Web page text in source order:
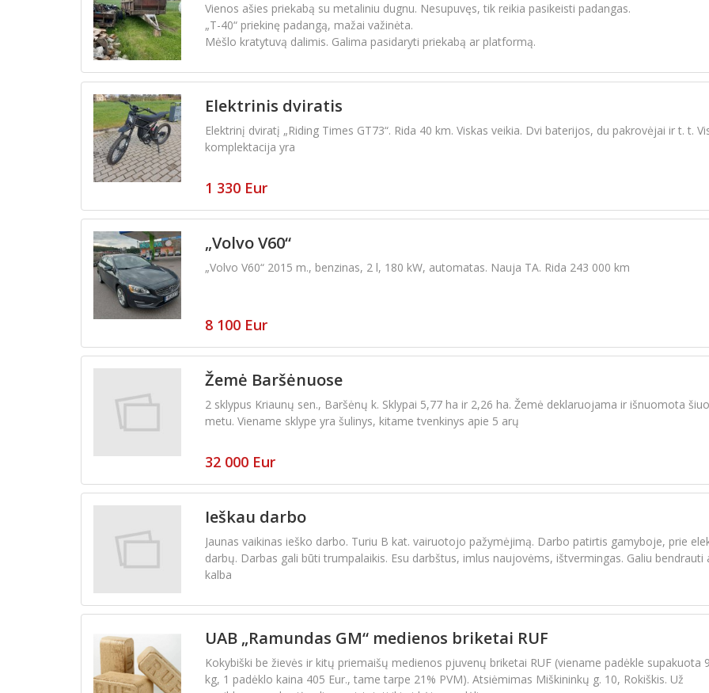
Vienos ašies priekabą su metaliniu dugnu. Nesupuvęs, tik reikia pasikeisti padangas.
„T-40“ priekinę padangą, mažai važinėta.
Mėšlo kratytuvą dalimis. Galima pasidaryti priekabą ar platformą.
Kainas siūlykite savo
Elektrinis dviratis
Elektrinį dviratį „Riding Times GT73“. Rida 40 km. Viskas veikia. Dvi baterijos, du pakrovėjai ir t. t.
komplektacija yra
1 330 Eur
„Volvo V60“
„Volvo V60“ 2015 m., benzinas, 2 l, 180 kW, automatas. Nauja TA. Rida 243 000 km
8 100 Eur
Žemė Baršėnuose
2 sklypus Kriaunų sen., Baršėnų k. Sklypai 5,77 ha ir 2,26 ha. Žemė deklaruojama ir išnuomota šiuo
metu. Viename sklype yra šulinys, kitame tvenkinys apie 5 arų
32 000 Eur
Ieškau darbo
Jaunas vaikinas ieško darbo. Turiu B kat. vairuotojo pažymėjimą. Darbo patirtis gamyboje, prie
darbų. Darbas gali būti trumpalaikis. Esu darbštus, imlus naujovėms, ištvermingas. Galiu bendrauti
kalba
UAB „Ramundas GM“ medienos briketai RUF
Kokybiški be žievės ir kitų priemaišų medienos pjuvenų briketai RUF (viename padėkle supakuota
kg, 1 padėklo kaina 405 Eur., tame tarpe 21% PVM). Atsiėmimas Miškininkų g. 10, Rokiškis. Už